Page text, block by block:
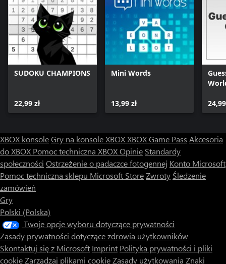
SUDOKU CHAMPIONS
22,99 zł
Mini Words
13,99 zł
XBOX konsoleGry na konsole XBOXXBOX Game Pass Akcesoria
do XBOX Pomoc techniczna XBOXOpinie Standardy
społeczności Ostrzeżenie o padaczce fotogennej Konto Microsoft
Pomoc techniczna sklepu Microsoft StoreZwroty Śledzenie
zamówień
Gry
Polski (Polska)
Twoje opcje wyboru dotyczące prywatności
Zasady prywatności dotyczące zdrowia użytkowników
Skontaktuj się z Microsoft Imprint Polityka prywatności i pliki
cookieZarządzaj plikami cookieZasady użytkowania Znaki